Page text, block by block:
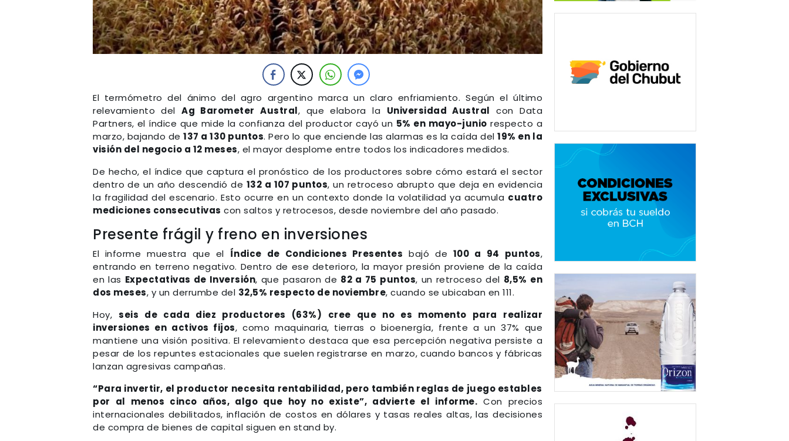
El termómetro del ánimo del agro argentino marca un claro enfriamiento. Según el último
relevamiento delAg Barometer Austral, que elabora la Universidad Austral con Data
Partners, el índice que mide la confianza del productor cayó un 5% en mayo-junio respecto a
marzo, bajando de137 a 130 puntos. Pero lo que enciende las alarmas es la caída del19% en la
visión del negocio a 12 meses, el mayor desplome entre todos los indicadores medidos.
De hecho, el índice que captura el pronóstico de los productores sobre cómo estará el sector
dentro de un año descendió de 132 a 107 puntos, un retroceso abrupto que deja en evidencia
la fragilidad del escenario. Esto ocurre en un contexto donde la volatilidad ya acumula cuatro
mediciones consecutivas con saltos y retrocesos, desde noviembre del año pasado.
Presente frágil y freno en inversiones
El informe muestra que el Índice de Condiciones Presentes bajó de 100 a 94 puntos,
entrando en terreno negativo. Dentro de ese deterioro, la mayor presión proviene de la caída
en las Expectativas de Inversión, que pasaron de 82 a 75 puntos, un retroceso del 8,5% en
dos meses, y un derrumbe del 32,5% respecto de noviembre, cuando se ubicaban en 111.
Hoy,seis de cada diez productores (63%) cree que no es momento para realizar
inversiones en activos fijos, como maquinaria, tierras o bioenergía, frente a un 37% que
mantiene una visión positiva. El relevamiento destaca que esa percepción negativa persiste a
pesar de los repuntes estacionales que suelen registrarse en marzo, cuando bancos y fábricas
lanzan agresivas campañas.
“Para invertir, el productor necesita rentabilidad, pero también reglas de juego estables
por al menos cinco años, algo que hoy no existe”, advierte el informe. Con precios
internacionales debilitados, inflación de costos en dólares y tasas reales altas, las decisiones
de compra de bienes de capital siguen en stand by.